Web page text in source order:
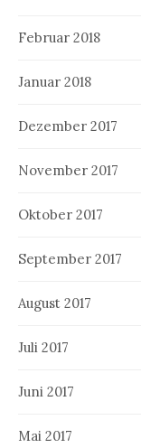
Februar 2018
Januar 2018
Dezember 2017
November 2017
Oktober 2017
September 2017
August 2017
Juli 2017
Juni 2017
Mai 2017